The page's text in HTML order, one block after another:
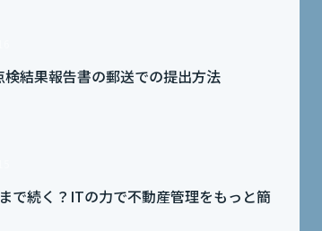
結果報告書の郵送での提出方法
で続く？ITの力で不動産管理をもっと簡